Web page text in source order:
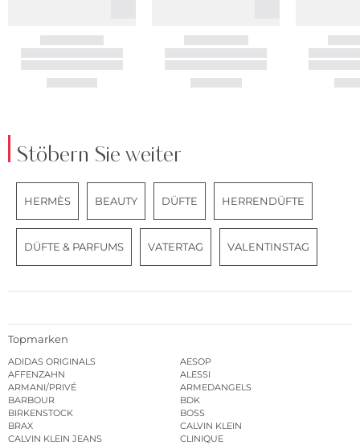
Stöbern Sie weiter
HERMÈS BEAUTY DÜFTE HERRENDÜFTE
DÜFTE & PARFUMS VATERTAG VALENTINSTAG
Topmarken
ADIDAS ORIGINALS
AESOP
AFFENZAHN
ALESSI
ARMANI/PRIVÉ
ARMEDANGELS
BARBOUR
BDK
BIRKENSTOCK
BOSS
BRAX
CALVIN KLEIN
CALVIN KLEIN JEANS
CLINIQUE